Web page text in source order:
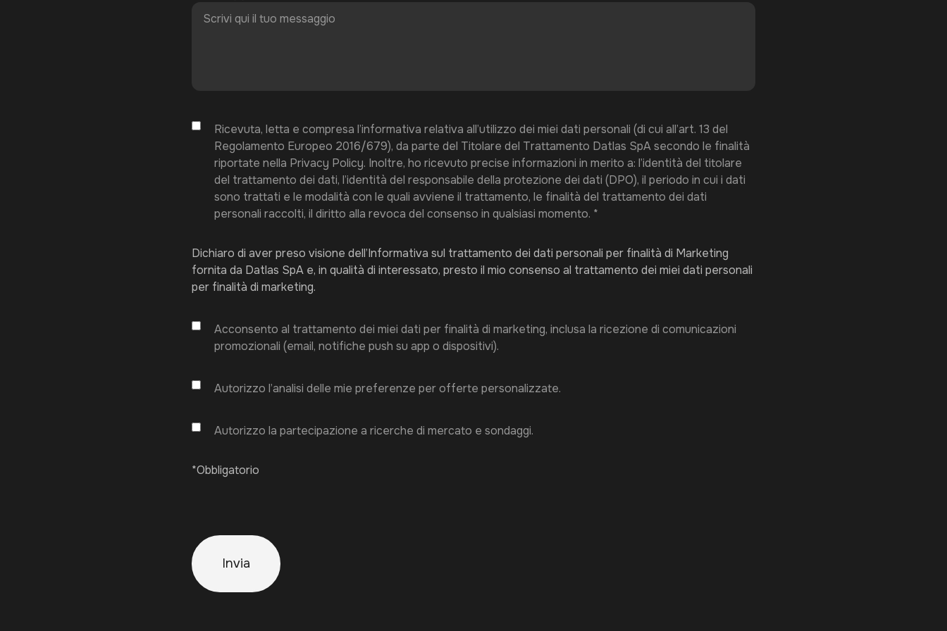
Ricevuta, letta e compresa l’informativa relativa all’utilizzo dei miei dati personali (di cui all’art. 13 del
Regolamento Europeo 2016/679), da parte del Titolare del Trattamento Datlas SpA secondo le finalità
riportate nella Privacy Policy. Inoltre, ho ricevuto precise informazioni in merito a: l’identità del titolare
del trattamento dei dati, l’identità del responsabile della protezione dei dati (DPO), il periodo in cui i dati
sono trattati e le modalità con le quali avviene il trattamento, le finalità del trattamento dei dati
personali raccolti, il diritto alla revoca del consenso in qualsiasi momento. *
Dichiaro di aver preso visione dell’Informativa sul trattamento dei dati personali per finalità di Marketing
fornita da Datlas SpA e, in qualità di interessato, presto il mio consenso al trattamento dei miei dati personali
per finalità di marketing.
Acconsento al trattamento dei miei dati per finalità di marketing, inclusa la ricezione di comunicazioni
promozionali (email, notifiche push su app o dispositivi).
Autorizzo l’analisi delle mie preferenze per offerte personalizzate.
Autorizzo la partecipazione a ricerche di mercato e sondaggi.
*Obbligatorio